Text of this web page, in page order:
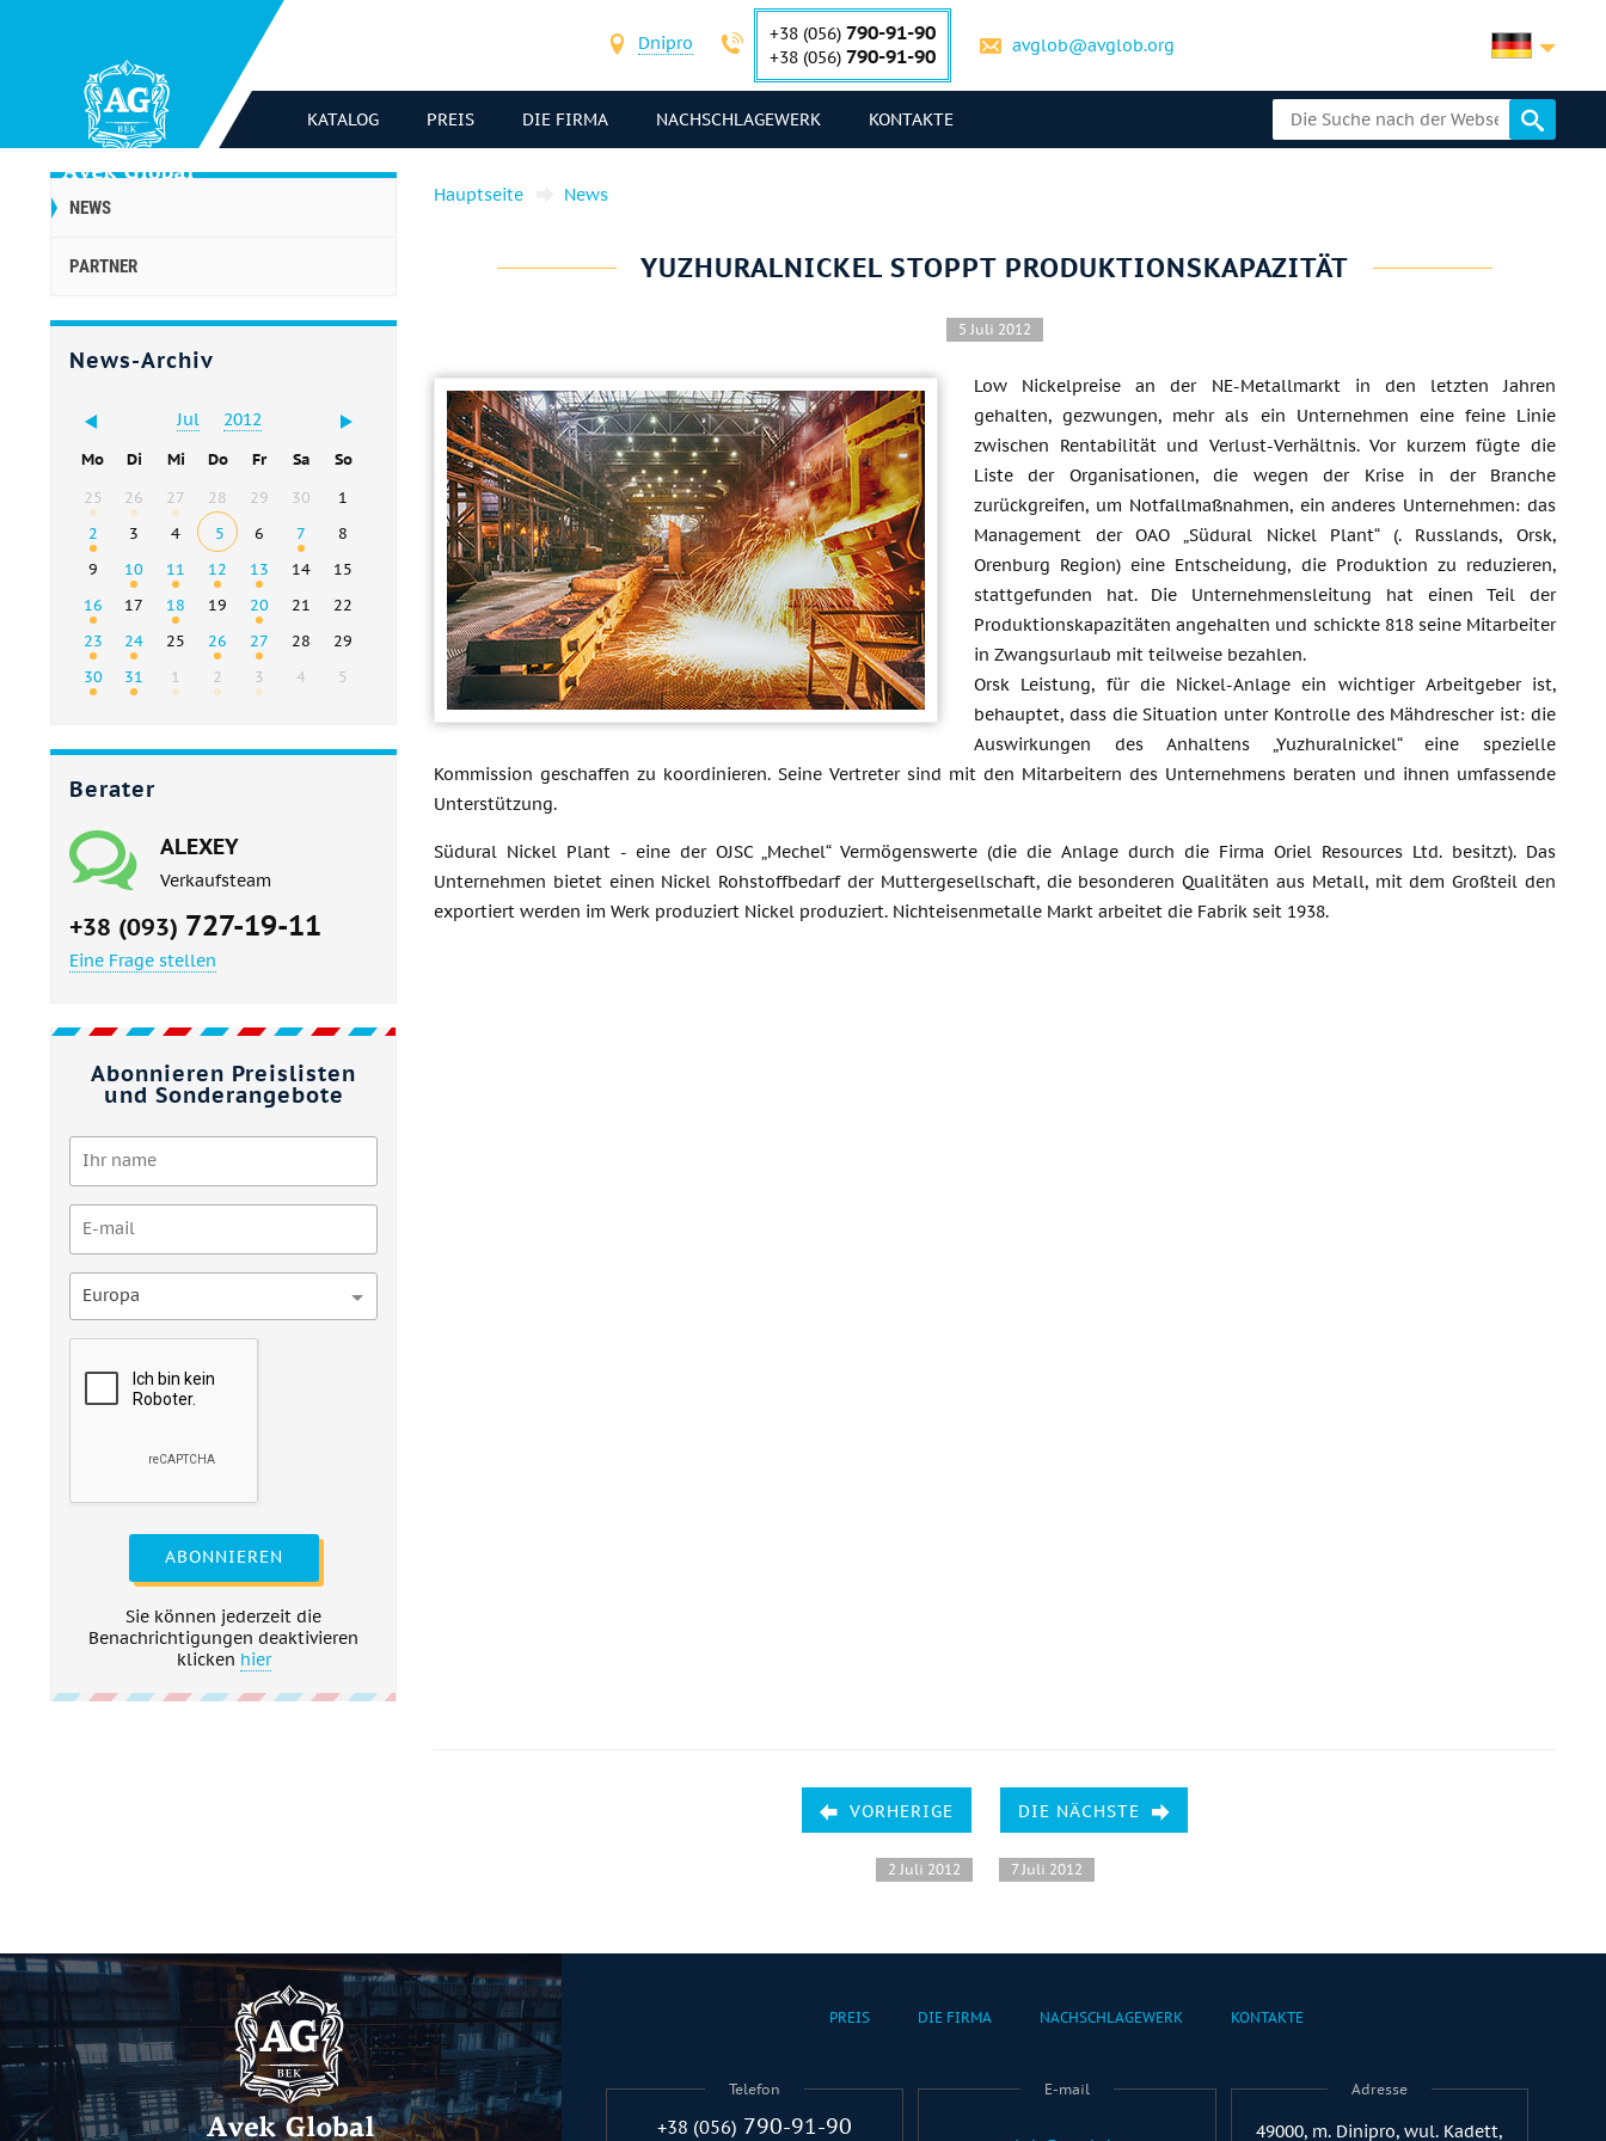
Dnipro +38 (056) 790-91-90
+38 (056) 790-91-90 avglob@avglob.org
KATALOG PREIS DIE FIRMA NACHSCHLAGEWERK KONTAKTE
NEWS
PARTNER
News-Archiv
Jul 2012
Mo Di Mi Do Fr Sa
So
25
26 27 28 29 30
1
2
3 4 5 6 7
8
9
10 11 12 13 14
15
16
17 18 19 20 21
22
23
24 25 26 27 28
29
30
31 1 2 3 4 5
Berater
ALEXEY
Verkaufsteam
+38 (093) 727-19-11
Eine Frage stellen
Abonnieren Preislisten
und Sonderangebote
Europa
ABONNIEREN
Sie können jederzeit die
Benachrichtigungen deaktivieren
klicken hier
Hauptseite News
YUZHURALNICKEL STOPPT PRODUKTIONSKAPAZITÄT
5 Juli 2012
Low Nickelpreise an der NE-Metallmarkt in den letzten Jahren
gehalten, gezwungen, mehr als ein Unternehmen eine feine Linie
zwischen Rentabilität und Verlust-Verhältnis. Vor kurzem fügte die
Liste der Organisationen, die wegen der Krise in der Branche
zurückgreifen, um Notfallmaßnahmen, ein anderes Unternehmen: das
Management der OAO „Südural Nickel Plant“ (. Russlands, Orsk,
Orenburg Region) eine Entscheidung, die Produktion zu reduzieren,
stattgefunden hat. Die Unternehmensleitung hat einen Teil der
Produktionskapazitäten angehalten und schickte 818 seine Mitarbeiter
in Zwangsurlaub mit teilweise bezahlen.
Orsk Leistung, für die Nickel-Anlage ein wichtiger Arbeitgeber ist,
behauptet, dass die Situation unter Kontrolle des Mähdrescher ist: die
Auswirkungen des Anhaltens „Yuzhuralnickel“ eine spezielle
Kommission geschaffen zu koordinieren. Seine Vertreter sind mit den Mitarbeitern des Unternehmens beraten und ihnen umfassende
Unterstützung.
Südural Nickel Plant - eine der OJSC „Mechel“ Vermögenswerte (die die Anlage durch die Firma Oriel Resources Ltd. besitzt). Das
Unternehmen bietet einen Nickel Rohstoffbedarf der Muttergesellschaft, die besonderen Qualitäten aus Metall, mit dem Großteil den
exportiert werden im Werk produziert Nickel produziert. Nichteisenmetalle Markt arbeitet die Fabrik seit 1938.
VORHERIGE
2 Juli 2012
DIE NÄCHSTE
7 Juli 2012
PREIS DIE FIRMA NACHSCHLAGEWERK KONTAKTE
Telefon
+38 (056) 790-91-90
E-mail Adresse
49000, m. Dinipro, wul. Kadett,